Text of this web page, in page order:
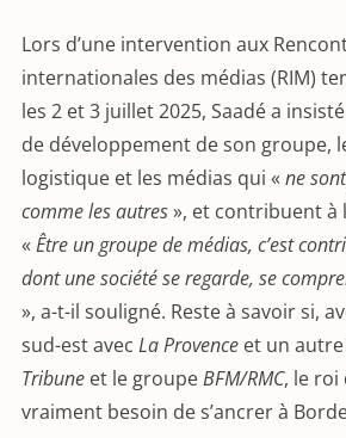
Lors d’une intervention aux
internationales des médias (RIM)
les 2 et 3 juillet 2025, Saadé a
de développement de son groupe,
logistique et les médias qui « ne
comme les autres», et contribuent à
« Être un groupe de médias, c’est
dont une société se regarde, se
», a-t-il souligné. Reste à savoir si,
sud-est avec La Provence et un autre
Tribune et le groupeBFM/RMC, le roi
vraiment besoin de s’ancrer à